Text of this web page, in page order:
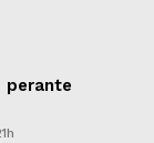
perante